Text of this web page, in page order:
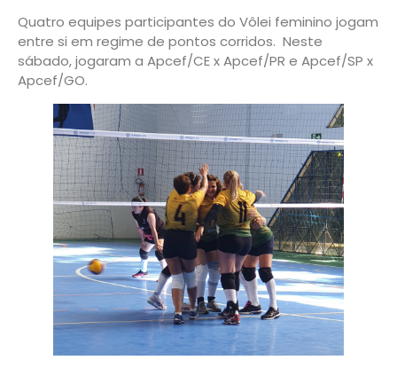
Quatro equipes participantes do Vôlei feminino jogam
entre si em regime de pontos corridos. Neste
sábado, jogaram a Apcef/CE x Apcef/PR e Apcef/SP x
Apcef/GO.